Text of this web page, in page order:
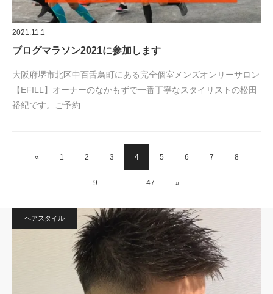
2021.11.1
ブログマラソン2021に参加します
大阪府堺市北区中百舌鳥町にある完全個室メンズオンリーサロン
【EFILL】オーナーのなかもずで一番丁寧なスタイリストの松田
裕紀です。ご予約…
« 1 2 3 4 5 6 7 8
9 47 »
ヘアスタイル